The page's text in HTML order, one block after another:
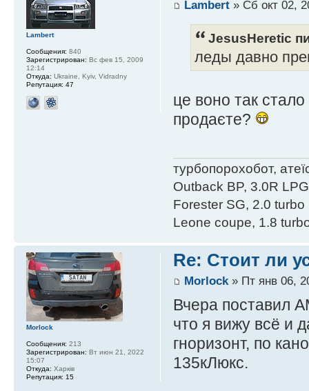
Lambert» Сб окт 02,
JesusHeretic
леды давно
це воно так
продаєте?
турбопорохобот,
Outback BP, 3.0R
Forester SG, 2.0
Leone coupe, 1.8
Lambert
Сообщения: 840
Зарегистрирован: Вс фев 15, 2009
12:14
Откуда: Ukraine, Kyiv, Vidradny
Репутация: 47
Re: Стоит ли
Morlock» Пт янв 06,
Вчера поставил
что я вижу всё и
гноризонт, по
135кЛюкс.
Morlock
Сообщения: 213
Зарегистрирован: Вт июн 21, 2022
15:07
Откуда: Харків
Репутация: 15